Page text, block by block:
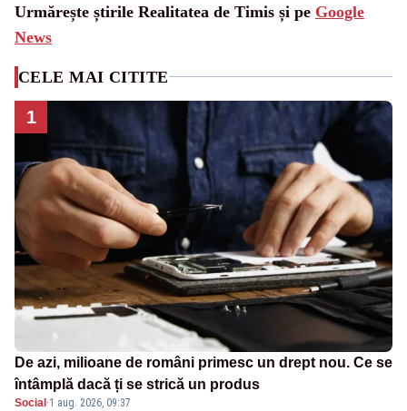
Urmărește știrile Realitatea de Timis și pe Google
News
CELE MAI CITITE
1
De azi, milioane de români primesc un drept nou. Ce se
întâmplă dacă ți se strică un produs
Social ·1 aug. 2026, 09:37